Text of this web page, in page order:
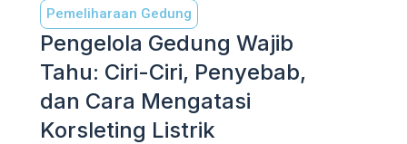
Pemeliharaan Gedung
Pengelola Gedung Wajib
Tahu: Ciri-Ciri, Penyebab,
dan Cara Mengatasi
Korsleting Listrik